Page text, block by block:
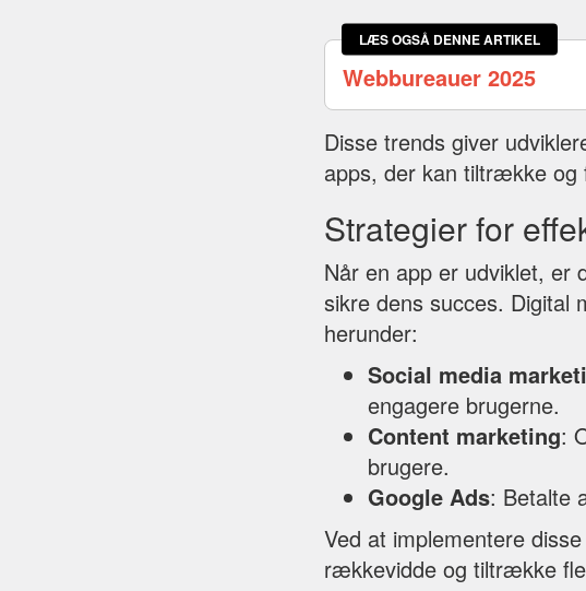
LÆS OGSÅ DENNE ARTIKEL
Webbureauer 2025
Disse trends giver
apps, der kan tiltrække
Strategier for
Når en app er udviklet, er
sikre dens succes. Digital
herunder:
Social media
engagere brugerne.
Content marketing:
brugere.
Google Ads: Betalte
Ved at implementere
rækkevidde og tiltrække